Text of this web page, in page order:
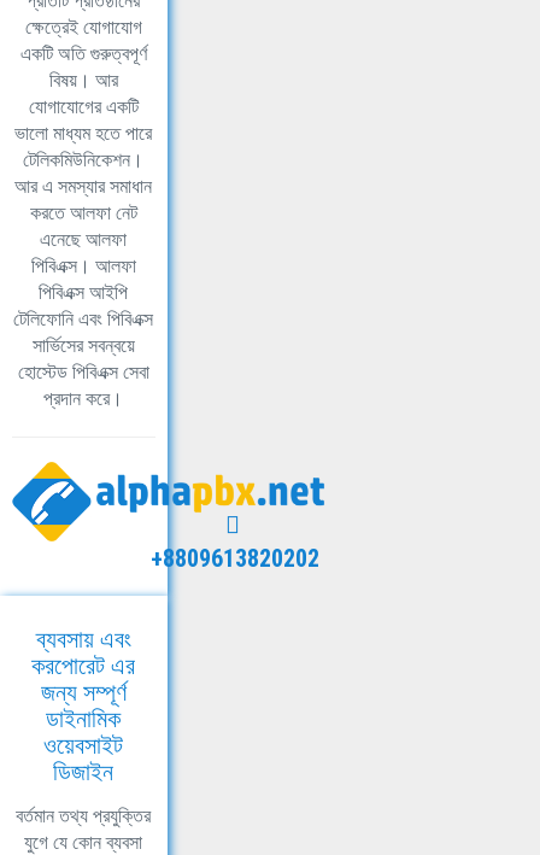
ক্ষেত্রেই যোগাযোগ
একটি অতি গুরুত্বপূর্ণ
বিষয়। আর
যোগাযোগের একটি
ভালো মাধ্যম হতে পারে
টেলিকমিউনিকেশন।
আর এ সমস্যার সমাধান
করতে আলফা নেট
এনেছে আলফা
পিবিএক্স। আলফা
পিবিএক্স আইপি
টেলিফোনি এবং পিবিএক্স
সার্ভিসের সবন্বয়ে
হোস্টেড পিবিএক্স সেবা
প্রদান করে।
+8809613820202
ব্যবসায় এবং
করপোরেট এর
জন্য সম্পূর্ণ
ডাইনামিক
ওয়েবসাইট
ডিজাইন
বর্তমান তথ্য প্রযুক্তির
যুগে যে কোন ব্যবসা